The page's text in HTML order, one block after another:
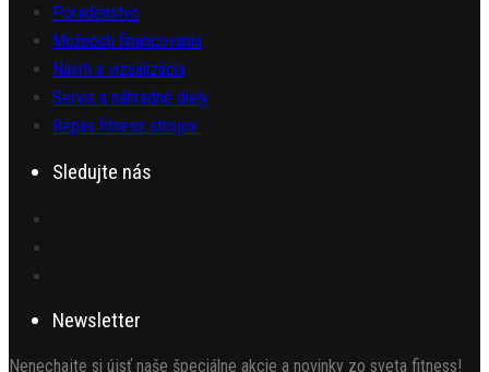
Poradenstvo
Možnosti financovania
Návrh a vizualizácia
Servis a náhradné diely
Repas fitness strojov
Sledujte nás
Newsletter
Nenechajte si újsť naše špeciálne akcie a novinky zo sveta fitness!